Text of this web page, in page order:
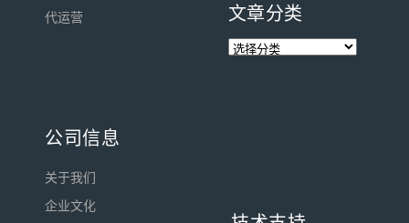
代运营
文章分类
公司信息
关于我们
企业文化